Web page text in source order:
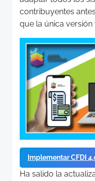
contribuyentes
que la única versión
Implementar CFDI
Ha salido la